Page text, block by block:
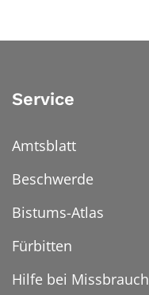
Service
Amtsblatt
Beschwerde
Bistums-Atlas
Fürbitten
Hilfe bei Missbrauch